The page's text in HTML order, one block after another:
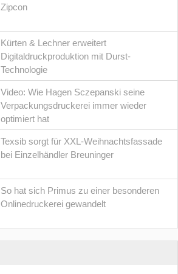
Zipcon
Kürten & Lechner erweitert
Digitaldruckproduktion mit Durst-
Technologie
Video: Wie Hagen Sczepanski seine
Verpackungsdruckerei immer wieder
optimiert hat
Texsib sorgt für XXL-Weihnachtsfassade
bei Einzelhändler Breuninger
So hat sich Primus zu einer besonderen
Onlinedruckerei gewandelt